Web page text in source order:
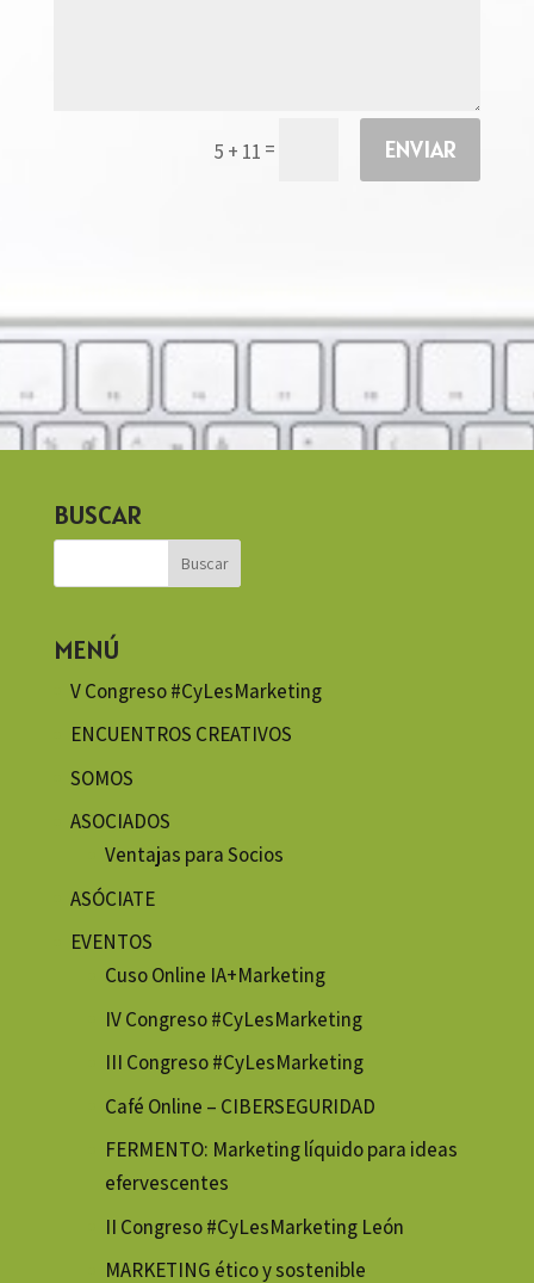
5 + 11 = ENVIAR
BUSCAR
MENÚ
V Congreso #CyLesMarketing
ENCUENTROS CREATIVOS
SOMOS
ASOCIADOS
Ventajas para Socios
ASÓCIATE
EVENTOS
Cuso Online IA+Marketing
IV Congreso #CyLesMarketing
III Congreso #CyLesMarketing
Café Online – CIBERSEGURIDAD
FERMENTO: Marketing líquido para ideas
efervescentes
II Congreso #CyLesMarketing León
MARKETING ético y sostenible